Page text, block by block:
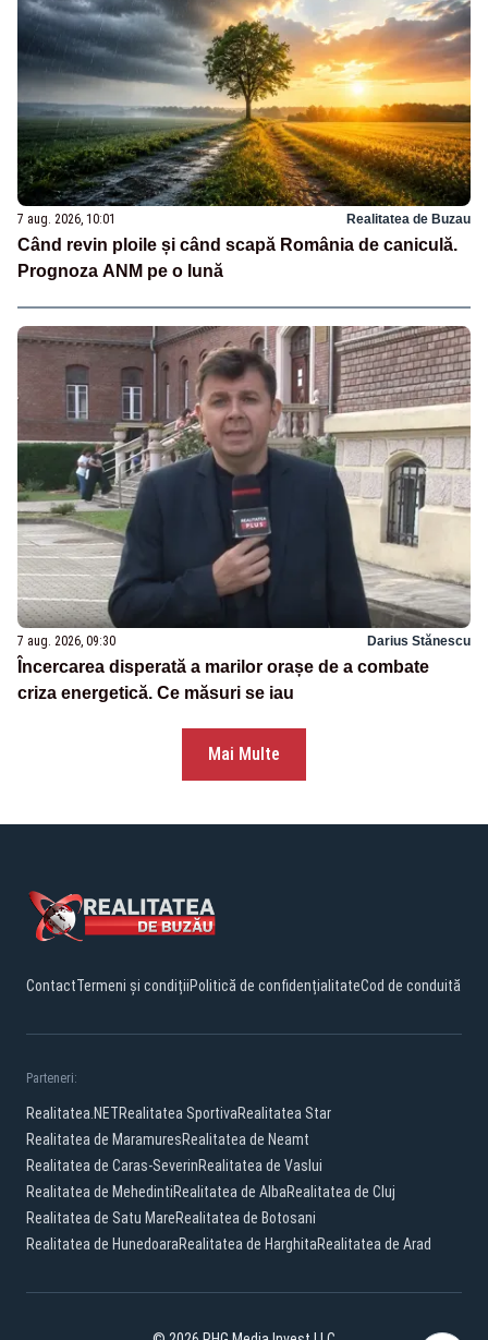
7 aug. 2026, 10:01 Realitatea de Buzau
Când revin ploile și când scapă România de caniculă.
Prognoza ANM pe o lună
7 aug. 2026, 09:30 Darius Stănescu
Încercarea disperată a marilor orașe de a combate
criza energetică. Ce măsuri se iau
Mai Multe
ContactTermeni și condițiiPolitică de confidențialitateCod de conduită
Parteneri:
Realitatea.NETRealitatea SportivaRealitatea Star
Realitatea de MaramuresRealitatea de Neamt
Realitatea de Caras-SeverinRealitatea de Vaslui
Realitatea de MehedintiRealitatea de AlbaRealitatea de Cluj
Realitatea de Satu MareRealitatea de Botosani
Realitatea de HunedoaraRealitatea de HarghitaRealitatea de Arad